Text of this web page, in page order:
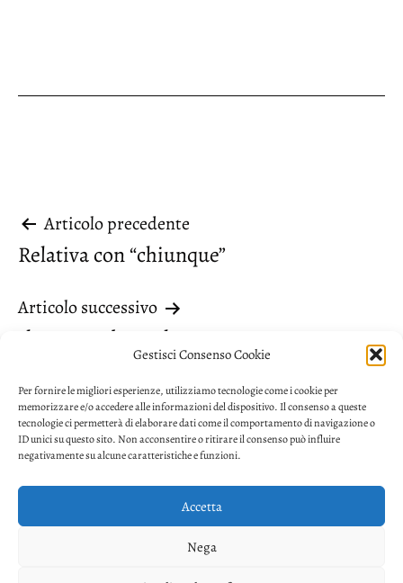
Gestisci Consenso Cookie
Per fornire le migliori esperienze, utilizziamo tecnologie come i cookie per
memorizzare e/o accedere alle informazioni del dispositivo. Il consenso a queste
tecnologie ci permetterà di elaborare dati come il comportamento di navigazione o
ID unici su questo sito. Non acconsentire o ritirare il consenso può influire
negativamente su alcune caratteristiche e funzioni.
Accetta
Nega
Navigazione
articoli
Articolo precedente
Relativa con “chiunque”
Articolo successivo
Il tempo “dopo che”